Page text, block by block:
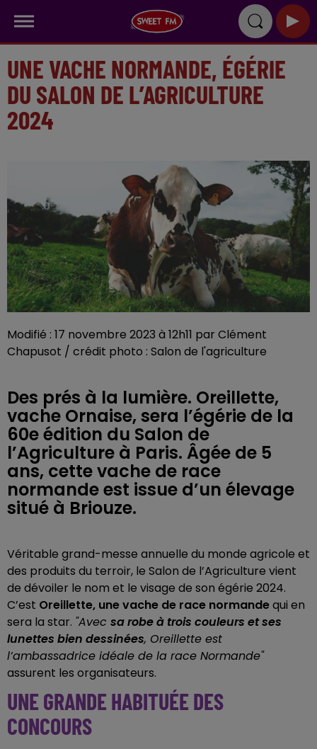
UNE VACHE NORMANDE, ÉGÉRIE
DU SALON DE L’AGRICULTURE
2024
Modifié : 17 novembre 2023 à 12h11 par Clément
Chapusot / crédit photo : Salon de l'agriculture
Des prés à la lumière. Oreillette,
vache Ornaise, sera l’égérie de la
60e édition du Salon de
l’Agriculture à Paris. Âgée de 5
ans, cette vache de race
normande est issue d’un élevage
situé à Briouze.
Véritable grand-messe annuelle du monde agricole et
des produits du terroir, le Salon de l’Agriculture vient
de dévoiler le nom et le visage de son égérie 2024.
C’est Oreillette, une vache de race normandequi en
sera la star. "Avec sa robe à trois couleurs et ses
lunettes bien dessinées, Oreillette est
l’ambassadrice idéale de la race Normande"
assurent les organisateurs.
UNE GRANDE HABITUÉE DES
CONCOURS